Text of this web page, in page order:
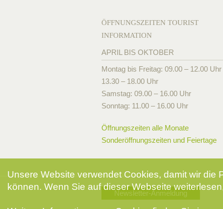
ÖFFNUNGSZEITEN TOURIST
INFORMATION
APRIL BIS OKTOBER
Montag bis Freitag: 09.00 – 12.00 Uhr
13.30 – 18.00 Uhr
Samstag: 09.00 – 16.00 Uhr
Sonntag: 11.00 – 16.00 Uhr
Öffnungszeiten alle Monate
Sonderöffnungszeiten und Feiertage
Newsletter-Anmeldung
Unsere Website verwendet Cookies, damit wir
können. Wenn Sie auf dieser Webseite